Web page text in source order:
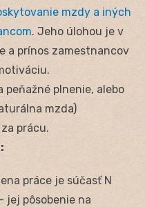
mzdy a iných
. Jeho úlohou je v
a prínos zamestnancov
peňažné plnenie, alebo
mzda)
prácu.
práce je súčasť N
jej pôsobenie na